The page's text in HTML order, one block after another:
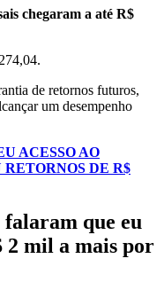
chegaram a até R$
de retornos futuros,
um desempenho
ACESSO AO
RETORNOS DE R$
falaram que eu
2 mil a mais por